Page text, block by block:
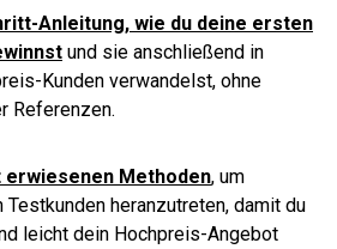
Anleitung, wie du deine ersten
und sie anschließend in
Kunden verwandelst, ohne
Referenzen.
erwiesenen Methoden, um
heranzutreten, damit du
leicht dein Hochpreis-Angebot